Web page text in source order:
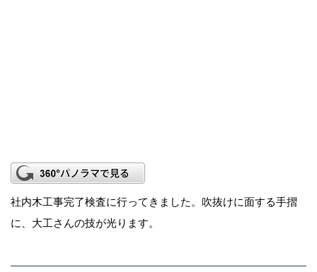
社内木工事完了検査に行ってきました。吹抜けに面する手摺
に、大工さんの技が光ります。